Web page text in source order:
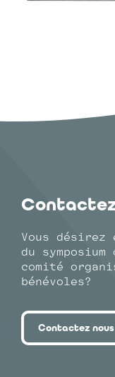
Vous désirez
du
comité
bénévoles?
Contactez nous